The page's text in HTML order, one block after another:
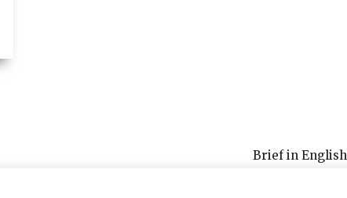
Brief in English